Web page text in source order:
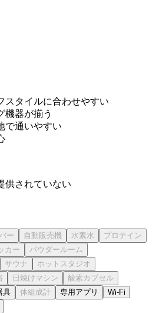
スタイルに合わせやすい
機器が揃う
で通いやすい
供されていない
具 専用アプリ Wi-Fi